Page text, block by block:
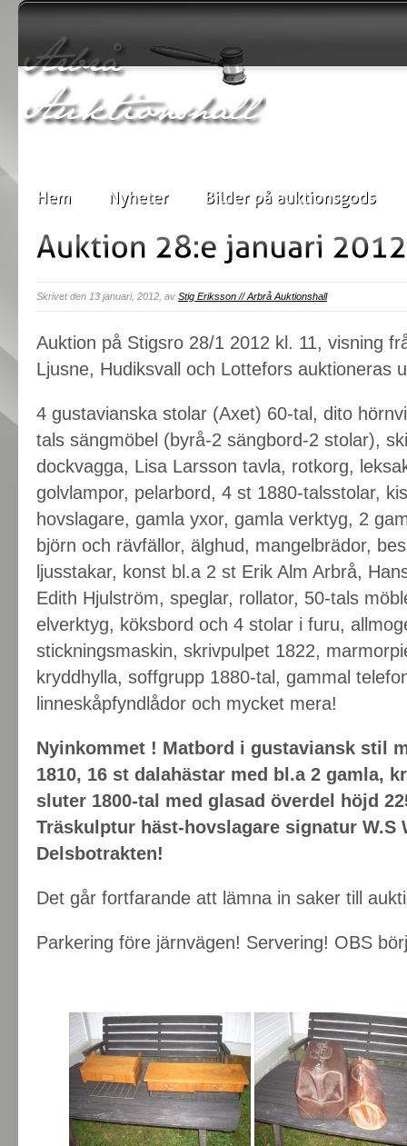
Skrivet den 13 januari, 2012, av Stig Eriksson // Arbrå Auktionshall
Auktion på Stigsro 28/1 2012 kl. 11, visning
Ljusne, Hudiksvall och Lottefors auktioneras
4 gustavianska stolar (Axet) 60-tal, dito
tals sängmöbel (byrå-2 sängbord-2 stolar),
dockvagga, Lisa Larsson tavla, rotkorg,
golvlampor, pelarbord, 4 st 1880-talsstolar,
hovslagare, gamla yxor, gamla verktyg, 2
björn och rävfällor, älghud, mangelbrädor,
ljusstakar, konst bl.a 2 st Erik Alm Arbrå,
Edith Hjulström, speglar, rollator, 50-tals
elverktyg, köksbord och 4 stolar i furu,
stickningsmaskin, skrivpulpet 1822,
kryddhylla, soffgrupp 1880-tal, gammal
linneskåpfyndlådor och mycket mera!
Nyinkommet ! Matbord i gustaviansk stil
1810, 16 st dalahästar med bl.a 2 gamla,
sluter 1800-tal med glasad överdel höjd
Träskulptur häst-hovslagare signatur W.S
Delsbotrakten!
Det går fortfarande att lämna in saker till
Parkering före järnvägen! Servering! OBS